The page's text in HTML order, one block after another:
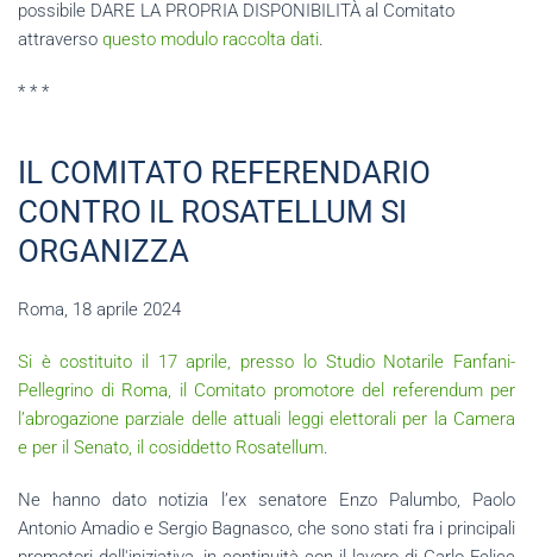
possibile DARE LA PROPRIA DISPONIBILITÀ al Comitato
attraverso questo modulo raccolta dati.
* * *
IL COMITATO REFERENDARIO
CONTRO IL ROSATELLUM SI
ORGANIZZA
Roma, 18 aprile 2024
Si è costituito il 17 aprile, presso lo Studio Notarile Fanfani-
Pellegrino di Roma, il Comitato promotore del referendum per
l’abrogazione parziale delle attuali leggi elettorali per la Camera
e per il Senato, il cosiddetto Rosatellum.
Ne hanno dato notizia l’ex senatore Enzo Palumbo, Paolo
Antonio Amadio e Sergio Bagnasco, che sono stati fra i principali